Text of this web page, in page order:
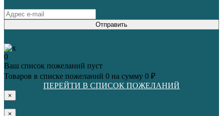
Отправить
0
Ваш список пожеланий пуст
Товаров в списке пожеланий 0 на сумму 0 ₽
ПЕРЕЙТИ В СПИСОК ПОЖЕЛАНИЙ
×
×